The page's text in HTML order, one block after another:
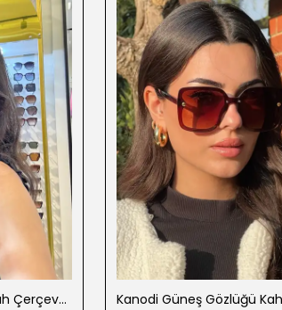
Hany Güneş Gözlüğü Siyah Çerçeve Turuncu Degradeli Siyah Cam Kanodi Güneş Gözlüğü